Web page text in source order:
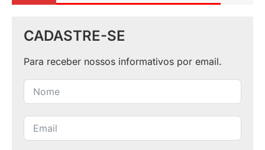
CADASTRE-SE
Para receber nossos informativos por email.